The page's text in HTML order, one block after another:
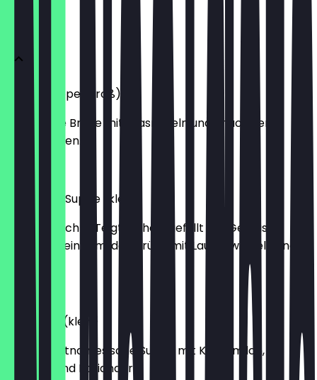
Hühnersuppe (groß)
Feine klare Brühe mit Glasnudeln und knackigen
Sojasprossen.
€11.90
Wan-Tan-Suppe (klein)
Hausgemachte Teigtaschen, gefüllt mit Gemüse,
serviert in einer milden Brühe mit Lauchzwiebeln und
Koriander.
€5.20
Canh Dua (klein)
Leichte vietnamesische Suppe mit Kokosmilch,
Gemüse und Koriander.